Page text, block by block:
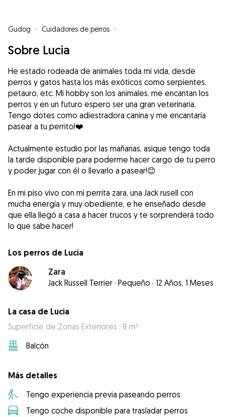
Gudog » Cuidadores de perros »
Sobre Lucia
He estado rodeada de animales toda mi vida, desde
perros y gatos hasta los más exóticos como serpientes,
petauro, etc. Mi hobby son los animales, me encantan los
perros y en un futuro espero ser una gran veterinaria.
Tengo dotes como adiestradora canina y me encantaría
pasear a tu perrito!❤️
Actualmente estudio por las mañanas, asique tengo toda
la tarde disponible para poderme hacer cargo de tu perro
y poder jugar con él o llevarlo a pasear!😊
En mi piso vivo con mi perrita zara, una Jack rusell con
mucha energía y muy obediente, e he enseñado desde
que ella llegó a casa a hacer trucos y te sorprenderá todo
lo que sabe hacer!
Los perros de Lucia
Zara
Jack Russell Terrier · Pequeño · 12 Años, 1 Meses
La casa de Lucia
Superficie de Zonas Exteriores : 8 m²
Balcón
Más detalles
Tengo experiencia previa paseando perros
Tengo coche disponible para trasladar perros